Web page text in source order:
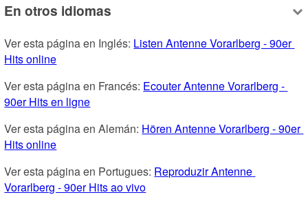
En otros idiomas
Ver esta página en Inglés: Listen Antenne Vorarlberg - 90er
Hits online
Ver esta página en Francés: Ecouter Antenne Vorarlberg -
90er Hits en ligne
Ver esta página en Alemán: Hören Antenne Vorarlberg - 90er
Hits online
Ver esta página en Portugues: Reproduzir Antenne
Vorarlberg - 90er Hits ao vivo